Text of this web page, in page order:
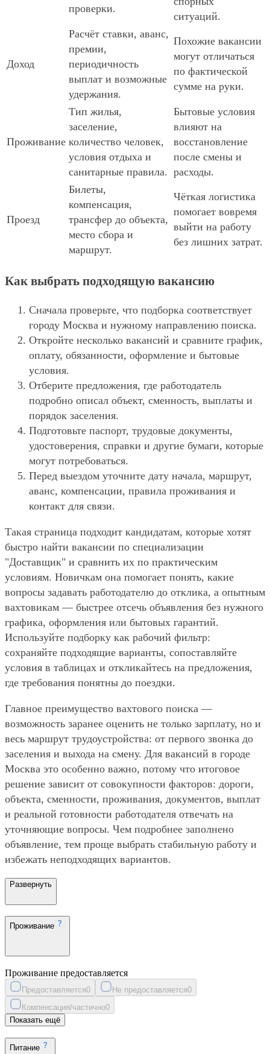
проверки.
ситуаций.
Доход
Расчёт ставки, аванс,
премии,
периодичность
выплат и возможные
удержания.
Похожие вакансии
могут отличаться
по фактической
сумме на руки.
Проживание
Тип жилья,
заселение,
количество человек,
условия отдыха и
санитарные правила.
Бытовые условия
влияют на
восстановление
после смены и
расходы.
Проезд
Билеты,
компенсация,
трансфер до объекта,
место сбора и
маршрут.
Чёткая логистика
помогает вовремя
выйти на работу
без лишних затрат.
Как выбрать подходящую вакансию
Сначала проверьте, что подборка соответствует
городу Москва и нужному направлению поиска.
Откройте несколько вакансий и сравните график,
оплату, обязанности, оформление и бытовые
условия.
Отберите предложения, где работодатель
подробно описал объект, сменность, выплаты и
порядок заселения.
Подготовьте паспорт, трудовые документы,
удостоверения, справки и другие бумаги, которые
могут потребоваться.
Перед выездом уточните дату начала, маршрут,
аванс, компенсации, правила проживания и
контакт для связи.
Такая страница подходит кандидатам, которые хотят
быстро найти вакансии по специализации
"Доставщик" и сравнить их по практическим
условиям. Новичкам она помогает понять, какие
вопросы задавать работодателю до отклика, а опытным
вахтовикам — быстрее отсечь объявления без нужного
графика, оформления или бытовых гарантий.
Используйте подборку как рабочий фильтр:
сохраняйте подходящие варианты, сопоставляйте
условия в таблицах и откликайтесь на предложения,
где требования понятны до поездки.
Главное преимущество вахтового поиска —
возможность заранее оценить не только зарплату, но и
весь маршрут трудоустройства: от первого звонка до
заселения и выхода на смену. Для вакансий в городе
Москва это особенно важно, потому что итоговое
решение зависит от совокупности факторов: дороги,
объекта, сменности, проживания, документов, выплат
и реальной готовности работодателя отвечать на
уточняющие вопросы. Чем подробнее заполнено
объявление, тем проще выбрать стабильную работу и
избежать неподходящих вариантов.
Развернуть
Проживание
Проживание предоставляется
Предоставляется0 Не предоставляется0
Компенсация/частично0
Показать ещё
Питание